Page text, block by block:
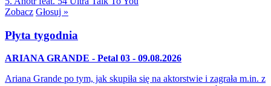
Zobacz Głosuj »
Płyta tygodnia
ARIANA GRANDE - Petal 03 - 09.08.2026
Ariana Grande po tym, jak skupiła się na aktorstwie i zagrała m.in. z